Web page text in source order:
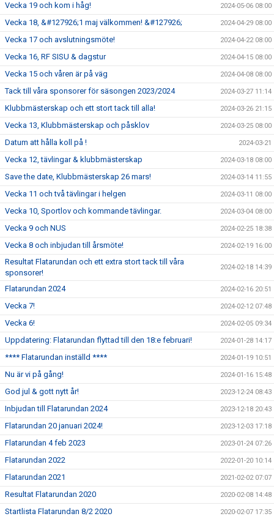
Vecka 19 och kom i håg! 2024-05-06 08:00
Vecka 18, &#127926;1 maj välkommen! &#127926; 2024-04-29 08:00
Vecka 17 och avslutningsmöte! 2024-04-22 08:00
Vecka 16, RF SISU & dagstur 2024-04-15 08:00
Vecka 15 och våren är på väg 2024-04-08 08:00
Tack till våra sponsorer för säsongen 2023/2024 2024-03-27 11:14
Klubbmästerskap och ett stort tack till alla! 2024-03-26 21:15
Vecka 13, Klubbmästerskap och påsklov 2024-03-25 08:00
Datum att hålla koll på ! 2024-03-21
Vecka 12, tävlingar & klubbmästerskap 2024-03-18 08:00
Save the date, Klubbmästerskap 26 mars! 2024-03-14 11:55
Vecka 11 och två tävlingar i helgen 2024-03-11 08:00
Vecka 10, Sportlov och kommande tävlingar. 2024-03-04 08:00
Vecka 9 och NUS 2024-02-25 18:38
Vecka 8 och inbjudan till årsmöte! 2024-02-19 16:00
Resultat Flatarundan och ett extra stort tack till våra
sponsorer!
2024-02-18 14:39
Flatarundan 2024 2024-02-16 20:51
Vecka 7! 2024-02-12 07:48
Vecka 6! 2024-02-05 09:34
Uppdatering: Flatarundan flyttad till den 18:e februari! 2024-01-28 14:17
**** Flatarundan inställd **** 2024-01-19 10:51
Nu är vi på gång! 2024-01-16 15:48
God jul & gott nytt år! 2023-12-24 08:43
Inbjudan till Flatarundan 2024 2023-12-18 20:43
Flatarundan 20 januari 2024! 2023-12-03 17:18
Flatarundan 4 feb 2023 2023-01-24 07:26
Flatarundan 2022 2022-01-20 10:14
Flatarundan 2021 2021-02-02 07:07
Resultat Flatarundan 2020 2020-02-08 14:48
Startlista Flatarundan 8/2 2020 2020-02-07 17:35